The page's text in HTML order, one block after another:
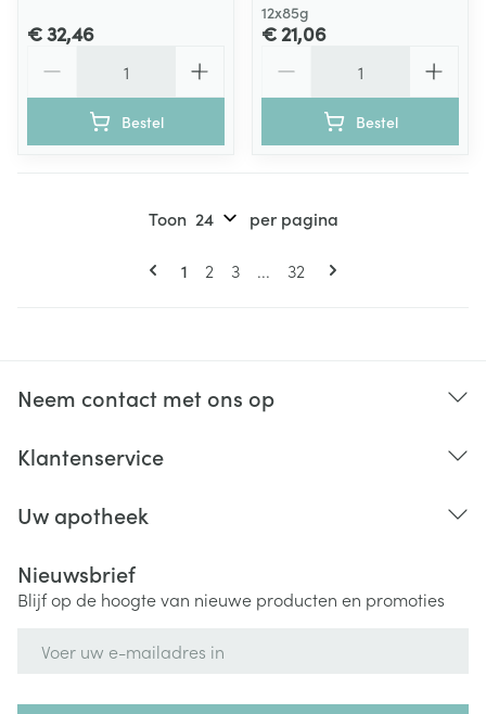
€ 32,46
Bestel
12x85g
€ 21,06
Bestel
Pagina's
U lees momenteel pagina
1 Pagina
2 Pagina
3 ... Pagina
32
Toon per pagina
Neem contact met ons op
Klantenservice
Uw apotheek
Nieuwsbrief
Blijf op de hoogte van nieuwe producten en promoties